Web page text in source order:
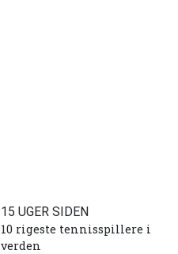
15 UGER SIDEN
10 rigeste tennisspillere i
verden